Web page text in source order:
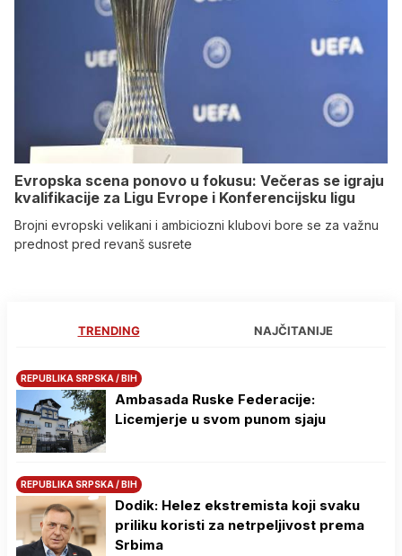
Evropska scena ponovo u fokusu: Večeras se igraju
kvalifikacije za Ligu Evrope i Konferencijsku ligu
Brojni evropski velikani i ambiciozni klubovi bore se za važnu
prednost pred revanš susrete
TRENDING NAJČITANIJE
REPUBLIKA SRPSKA / BIH
Ambasada Ruske Federacije:
Licemjerje u svom punom sjaju
REPUBLIKA SRPSKA / BIH
Dodik: Helez ekstremista koji svaku
priliku koristi za netrpeljivost prema
Srbima